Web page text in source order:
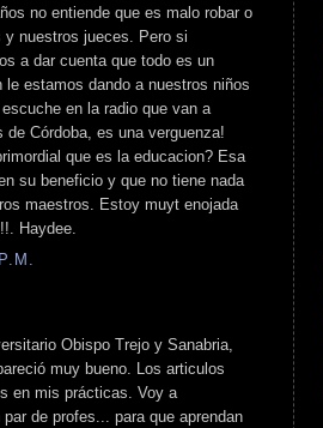
no entiende que es malo robar o
y nuestros jueces. Pero si
a dar cuenta que todo es un
estamos dando a nuestros niños
en la radio que van a
Córdoba, es una verguenza!
que es la educacion? Esa
su beneficio y que no tiene nada
maestros. Estoy muyt enojada
Haydee.
Obispo Trejo y Sanabria,
muy bueno. Los articulos
en mis prácticas. Voy a
de profes... para que aprendan